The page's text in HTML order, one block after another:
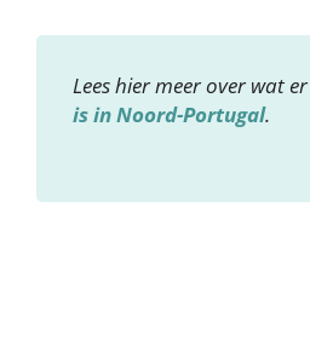
Lees hier meer over wat er
is in Noord-Portugal.